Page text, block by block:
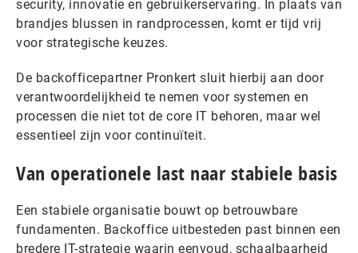
security, innovatie en gebruikerservaring. In plaats van
brandjes blussen in randprocessen, komt er tijd vrij
voor strategische keuzes.
De backofficepartner Pronkert sluit hierbij aan door
verantwoordelijkheid te nemen voor systemen en
processen die niet tot de core IT behoren, maar wel
essentieel zijn voor continuïteit.
Van operationele last naar stabiele basis
Een stabiele organisatie bouwt op betrouwbare
fundamenten. Backoffice uitbesteden past binnen een
bredere IT-strategie waarin eenvoud, schaalbaarheid